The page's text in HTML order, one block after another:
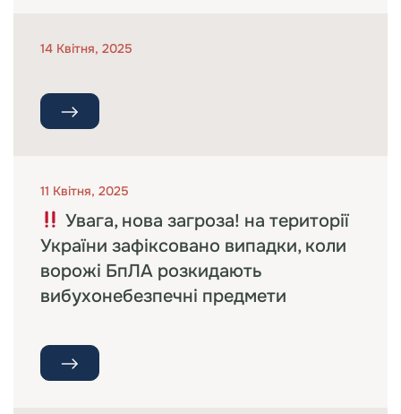
14 Квітня, 2025
11 Квітня, 2025
Увага, нова загроза! на території
України зафіксовано випадки, коли
ворожі БпЛА розкидають
вибухонебезпечні предмети